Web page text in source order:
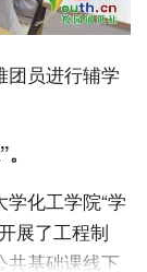
团员进行辅学
化工学院“学
展了工程制
共基础课线下